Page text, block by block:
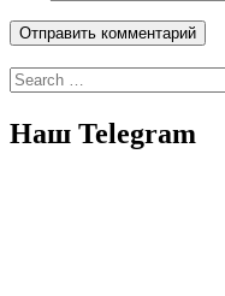
Search
for:
Наш Telegram